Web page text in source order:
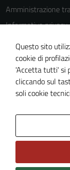
Amministrazione
Informativa privacy
Cookie Policy
Note legali
Dichiarazione di
Piano di
Questo sito
cookie di
'Accetta tutti' si
cliccando sul
soli cookie